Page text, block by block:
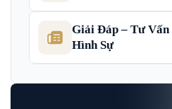
Giải Đáp – Tư Vấn
Hình Sự
Hỏi đáp và tư vấn